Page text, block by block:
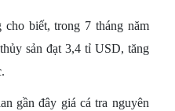
biết, trong 7 tháng năm
sản đạt 3,4 tỉ USD, tăng
gần đây giá cá tra nguyên